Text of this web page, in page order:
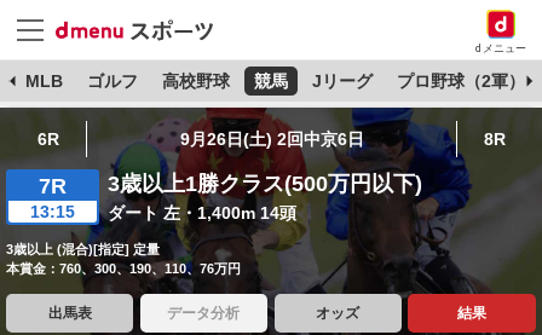
dメニュー
MLB ゴルフ 高校野球 競馬 Jリーグ プロ野球（2軍）
6R 9月26日(土) 2回中京6日 8R
7R
13:15
3歳以上1勝クラス(500万円以下)
ダート 左・1,400m 14頭
3歳以上 (混合)[指定] 定量
本賞金：760、300、190、110、76万円
出馬表 データ分析 オッズ 結果